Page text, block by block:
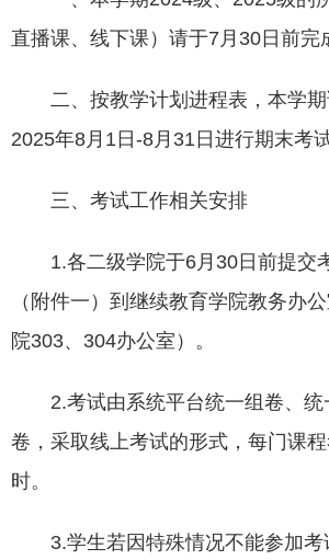
直播课、线下课）请于7月30日前完
二、按教学计划进程表，本学
2025年8月1日-8月31日进行期末考试
三、考试工作相关安排
1.各二级学院于6月30日前提交
（附件一）到继续教育学院教务办
院303、304办公室）。
2.考试由系统平台统一组卷、统
卷，采取线上考试的形式，每门课
时。
3.学生若因特殊情况不能参加